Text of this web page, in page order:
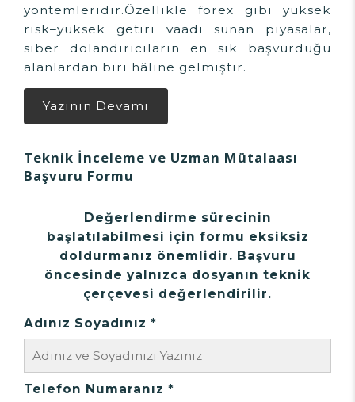
yöntemleridir.Özellikle forex gibi yüksek
risk–yüksek getiri vaadi sunan piyasalar,
siber dolandırıcıların en sık başvurduğu
alanlardan biri hâline gelmiştir.
Yazının Devamı
Teknik İnceleme ve Uzman Mütalaası
Başvuru Formu
Değerlendirme sürecinin
başlatılabilmesi için formu eksiksiz
doldurmanız önemlidir. Başvuru
öncesinde yalnızca dosyanın teknik
çerçevesi değerlendirilir.
Adınız Soyadınız *
Telefon Numaranız *